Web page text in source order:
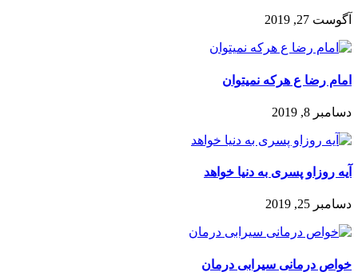
آگوست 27, 2019
امام رضا ع هرکه نمیتوان
دسامبر 8, 2019
آیه روزاو پسری به دنیا خواهد
دسامبر 25, 2019
خواص درمانی سیرابی درمان